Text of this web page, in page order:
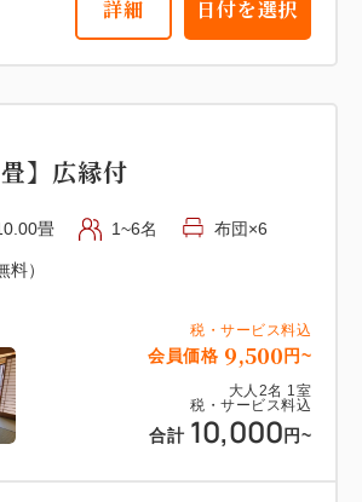
詳細 日付を選択
税・サービス料込
会員価格 9,500 円~
大人 2名 1室
税・サービス料込
合計 10,000 円~
】広縁付
畳 1~6名 布団×6
）